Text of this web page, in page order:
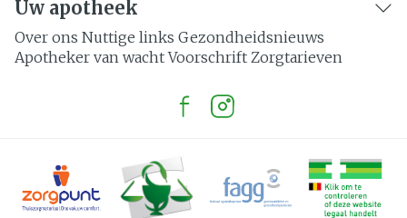
Uw apotheek
Over ons Nuttige links Gezondheidsnieuws
Apotheker van wacht Voorschrift Zorgtarieven